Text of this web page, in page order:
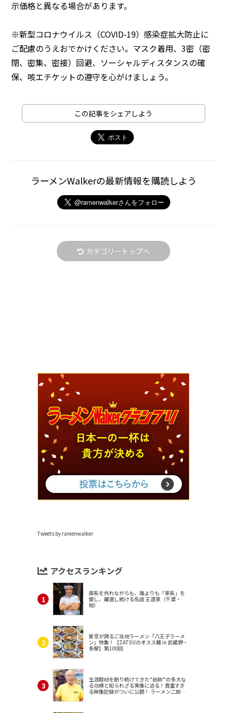
示価格と異なる場合があります。
※新型コロナウイルス（COVID-19）感染症拡大防止に
ご配慮のうえおでかけください。マスク着用、3密（密
閉、密集、密接）回避、ソーシャルディスタンスの確
保、咳エチケットの遵守を心がけましょう。
この記事をシェアしよう
ラーメンWalkerの最新情報を購読しよう
カテゴリートップへ
Tweets by ramenwalker
アクセスランキング
直系を外れながらも、誰よりも「家系」を
愛し、躍進し続ける名店 王道家（千葉・
柏）
東京が誇るご当地ラーメン『八王子ラーメ
ン』特集！【ZATSUのオスス麺 in 武蔵野・
多摩】第100回
生涯取材を断り続けてきた“総帥”の多大な
る功績と知られざる実像に迫る！貴重すぎ
る映像記録がついに公開！ ラーメン二郎